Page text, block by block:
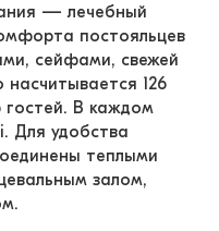
— лечебный
постояльцев
сейфами, свежей
126
гостей. В каждом
Для удобства
теплыми
залом,